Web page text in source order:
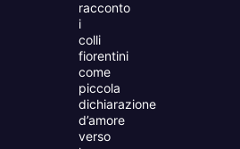
racconto
i
colli
fiorentini
come
piccola
dichiarazione
d’amore
verso